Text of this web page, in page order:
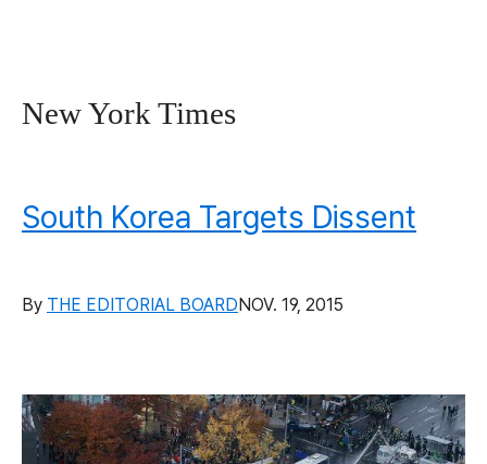
New York Times
South Korea Targets Dissent
By THE EDITORIAL BOARDNOV. 19, 2015